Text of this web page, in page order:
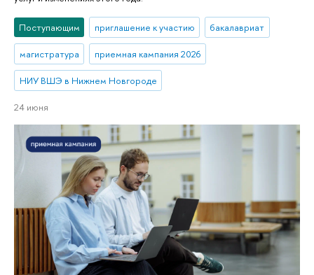
Поступающим приглашение к участию бакалавриат
магистратура приемная кампания 2026
НИУ ВШЭ в Нижнем Новгороде
24 июня